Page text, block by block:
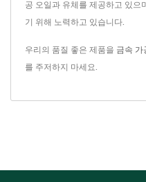
공 오일과 유체를 제공하고 있으
기 위해 노력하고 있습니다.
우리의 품질 좋은 제품을 금속 가
를 주저하지 마세요.